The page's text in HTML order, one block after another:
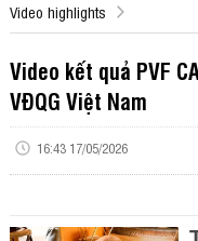
Video highlights
Video kết quả PVF
VĐQG Việt Nam
16:43 17/05/2026